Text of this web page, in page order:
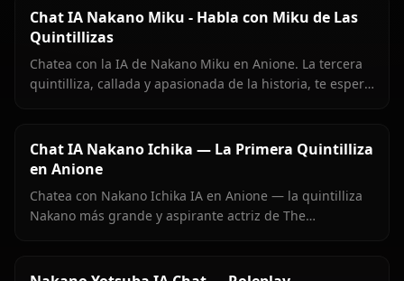
Chat IA Nakano Miku - Habla con Miku de Las
Quintillizas
Chatea con la IA de Nakano Miku en Anione. La tercera
quintilliza, callada y apasionada de la historia, te espera
Chat IA Nakano Ichika — La Primera Quintilliza
en Anione
Chatea con Nakano Ichika IA en Anione — la quintilliza
Nakano más grande y aspirante actriz de The